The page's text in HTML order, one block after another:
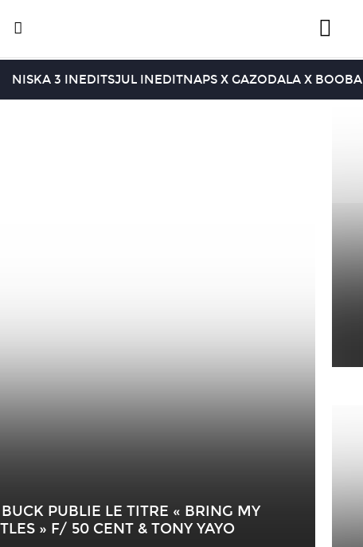
NISKA 3 INEDITSJUL INEDITNAPS X GAZODALA X BOOBA
PUBLIE LE TITRE « BRING MY
» F/ 50 CENT & TONY YAYO